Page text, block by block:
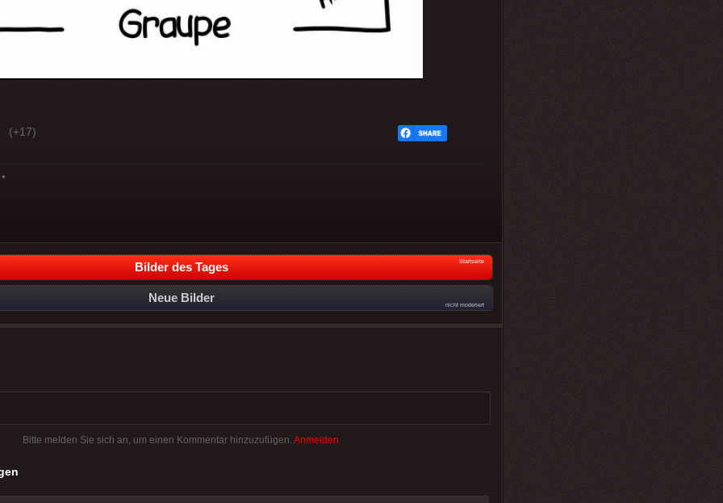
(+17)
Bilder des Tages Startseite
Neue Bilder
nicht moderiert
Bitte melden Sie sich an, um einen Kommentar hinzuzufügen. Anmelden